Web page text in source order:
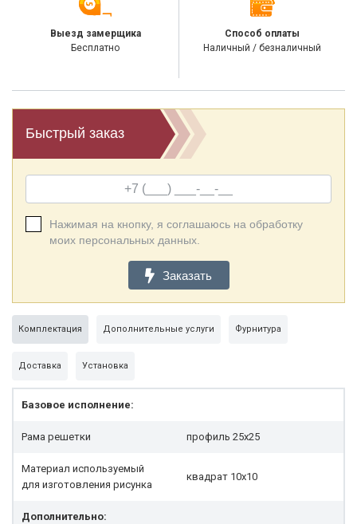
Выезд замерщика
Бесплатно
Способ оплаты
Наличный / безналичный
Быстрый заказ
Нажимая на кнопку, я соглашаюсь на обработку
моих персональных данных.
Заказать
Комплектация Дополнительные услуги Фурнитура
Доставка Установка
Базовое исполнение:
Рама решетки профиль 25x25
Материал используемый
для изготовления рисунка
квадрат 10х10
Дополнительно: